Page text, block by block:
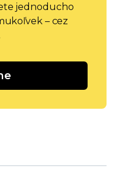
jednoducho
– cez